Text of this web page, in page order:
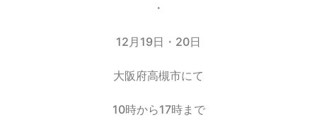
・
12月19日・20日
大阪府高槻市にて
10時から17時まで